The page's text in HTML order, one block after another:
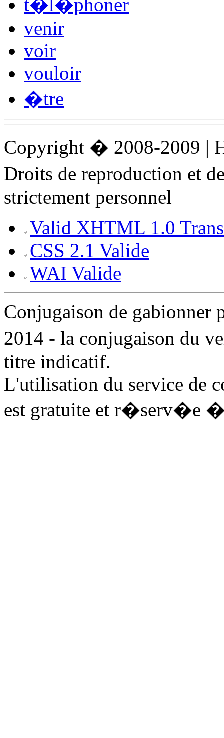
venir
voir
vouloir
�tre
Copyright � 2008-2009 |
Droits de reproduction et
strictement personnel
Valid XHTML 1.0
CSS 2.1 Valide
WAI Valide
Conjugaison de
2014 - la conjugaison du
titre indicatif.
L'utilisation du service de
est gratuite et r�serv�e �